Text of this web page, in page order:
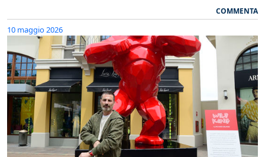
COMMENTA
10 maggio 2026